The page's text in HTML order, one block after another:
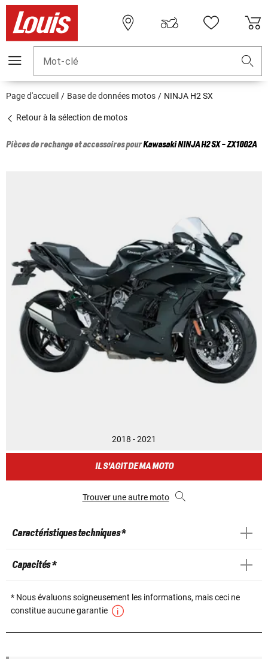
Mot-clé
Page d'accueil Base de données motos NINJA H2 SX
Retour à la sélection de motos
Pièces de rechange et accessoires pourKawasakiNINJA H2 SX - ZX1002A
2018 - 2021
IL S'AGIT DE MA MOTO
Trouver une autre moto
Caractéristiques techniques *
Capacités *
* Nous évaluons soigneusement les informations, mais ceci ne
constitue aucune garantie